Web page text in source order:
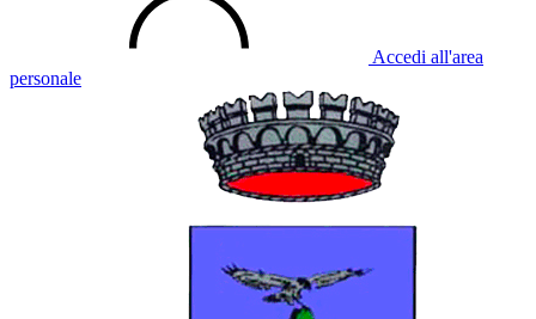
Accedi all'area
personale